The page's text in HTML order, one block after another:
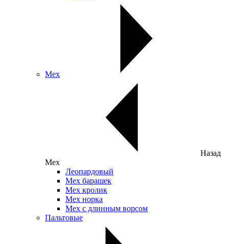
Мех
Назад
Мех
Леопардовый
Мех барашек
Мех кролик
Мех норка
Мех с длинным ворсом
Пальтовые